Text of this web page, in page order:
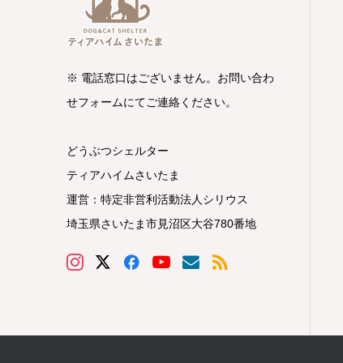
※ 電話窓口はございません。お問い合わ
せフォームにてご連絡ください。
どうぶつシェルター
ティアハイムさいたま
運営：特定非営利活動法人シリウス
埼玉県さいたま市見沼区大谷780番地